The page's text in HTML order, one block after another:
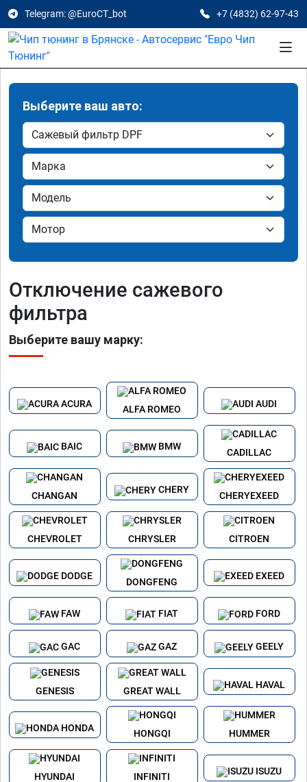
Telegram: @EuroCT_bot +7 (4832) 62-97-43
Выберите ваш авто:
Отключение сажевого
фильтра
Выберите вашу марку:
ACURA
ALFA ROMEO
AUDI
BAIC BMW
CADILLAC
CHANGAN
CHERY
CHERYEXEED
CHEVROLET CHRYSLER CITROEN
DODGE
DONGFENG
EXEED
FAW FIAT FORD
GAC GAZ GEELY
GENESIS GREAT WALL
HAVAL
HONDA
HONGQI HUMMER
HYUNDAI INFINITI
ISUZU